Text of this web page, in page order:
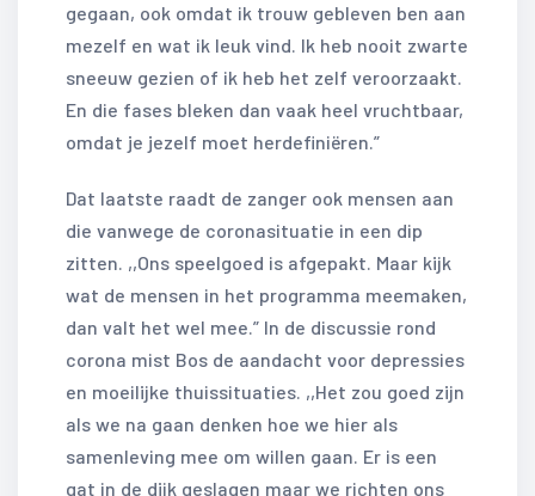
gegaan, ook omdat ik trouw gebleven ben aan
mezelf en wat ik leuk vind. Ik heb nooit zwarte
sneeuw gezien of ik heb het zelf veroorzaakt.
En die fases bleken dan vaak heel vruchtbaar,
omdat je jezelf moet herdefiniëren.”
Dat laatste raadt de zanger ook mensen aan
die vanwege de coronasituatie in een dip
zitten. ,,Ons speelgoed is afgepakt. Maar kijk
wat de mensen in het programma meemaken,
dan valt het wel mee.” In de discussie rond
corona mist Bos de aandacht voor depressies
en moeilijke thuissituaties. ,,Het zou goed zijn
als we na gaan denken hoe we hier als
samenleving mee om willen gaan. Er is een
gat in de dijk geslagen maar we richten ons